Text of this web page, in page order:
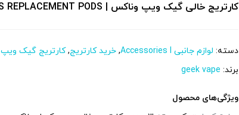
کارتریج خالی گیک ویپ وناکس | GEEK VAPE WENAX STYLUS REPLACEMENT PODS
دسته: لوازم جانبی Accessories l ,خرید کارتریج,کارتریج گیک ویپ
برند: geek vape
ویژگی‌های محصول